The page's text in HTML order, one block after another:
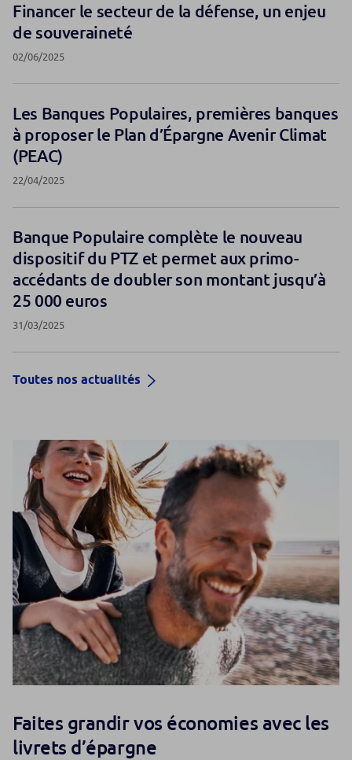
Financer le secteur de la défense, un enjeu
de souveraineté
02/06/2025
Les Banques Populaires, premières banques
à proposer le Plan d’Épargne Avenir Climat
(PEAC)
22/04/2025
Banque Populaire complète le nouveau
dispositif du PTZ et permet aux primo-
accédants de doubler son montant jusqu’à
25 000 euros
31/03/2025
Toutes nos actualités
Faites grandir vos économies avec les
livrets d’épargne